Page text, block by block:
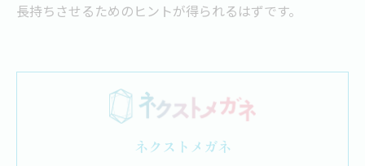
長持ちさせるためのヒントが得られるはずです。
ネクストメガネ